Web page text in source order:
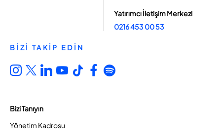
Yatırımcı İletişim Merkezi
0216 453 00 53
BİZİ TAKİP EDİN
Bizi Tanıyın
Yönetim Kadrosu